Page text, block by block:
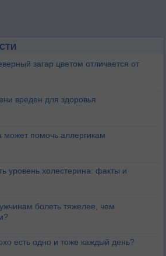
загар цветом отличается от
вреден для здоровья
может помочь аллергикам
уровень холестерина: факты и
болеть тяжелее, чем
есть одно и тоже каждый день?